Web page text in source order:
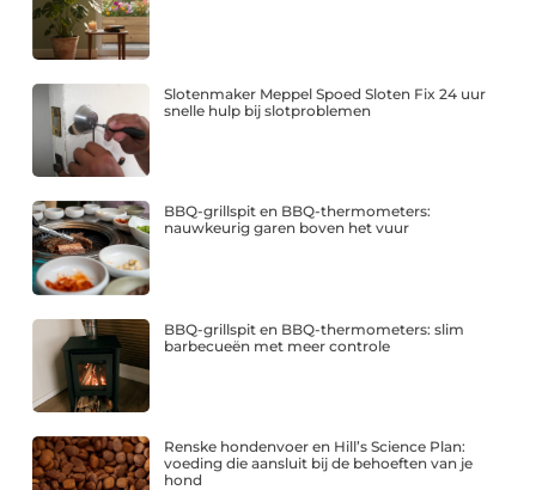
Slotenmaker Meppel Spoed Sloten Fix 24 uur
snelle hulp bij slotproblemen
BBQ-grillspit en BBQ-thermometers:
nauwkeurig garen boven het vuur
BBQ-grillspit en BBQ-thermometers: slim
barbecueën met meer controle
Renske hondenvoer en Hill’s Science Plan:
voeding die aansluit bij de behoeften van je
hond